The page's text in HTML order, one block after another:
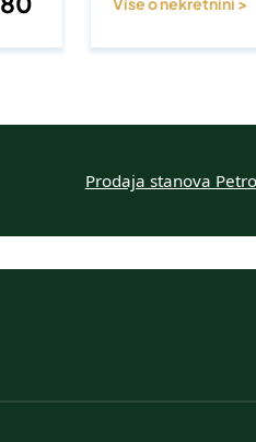
Prodaja stanova